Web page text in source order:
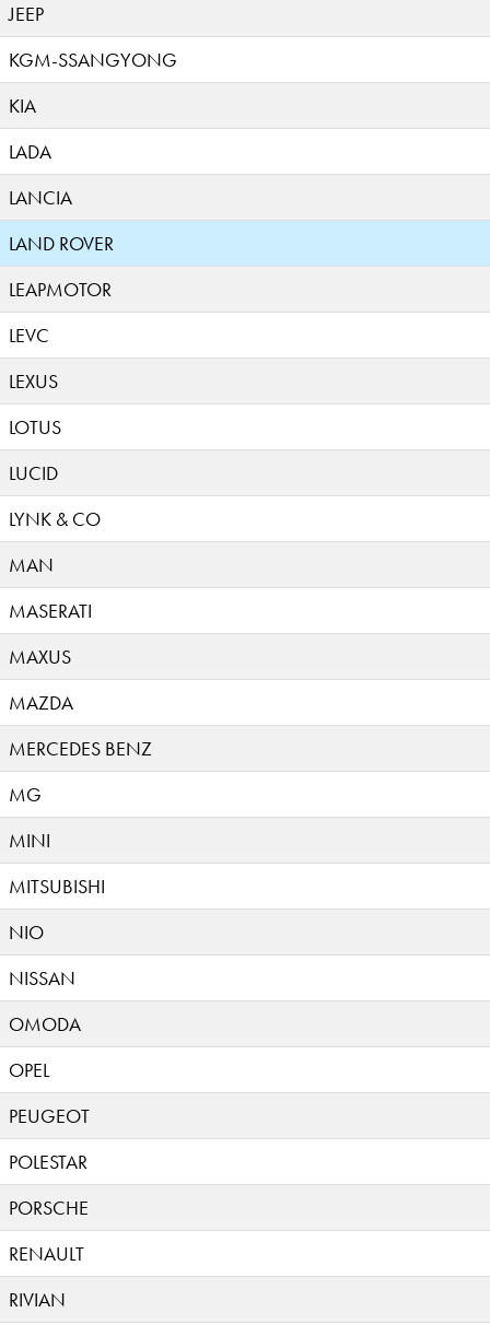
JEEP
KGM-SSANGYONG
KIA
LADA
LANCIA
LAND ROVER
LEAPMOTOR
LEVC
LEXUS
LOTUS
LUCID
LYNK & CO
MAN
MASERATI
MAXUS
MAZDA
MERCEDES BENZ
MG
MINI
MITSUBISHI
NIO
NISSAN
OMODA
OPEL
PEUGEOT
POLESTAR
PORSCHE
RENAULT
RIVIAN